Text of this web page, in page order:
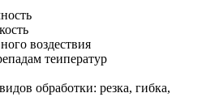
воздествия
теиператур
обработки: резка, гибка,